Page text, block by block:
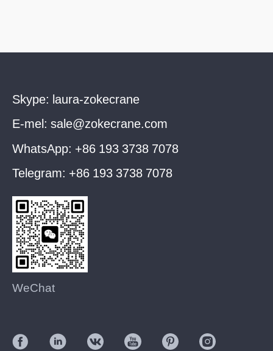
Skype: laura-zokecrane
E-mel: sale@zokecrane.com
WhatsApp: +86 193 3738 7078
Telegram: +86 193 3738 7078
WeChat